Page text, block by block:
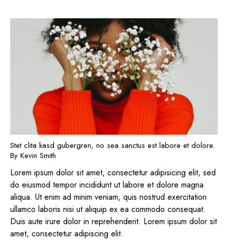
Stet clita kasd gubergren, no sea sanctus est labore et dolore.
By Kevin Smith
Lorem ipsum dolor sit amet, consectetur adipisicing elit, sed
do eiusmod tempor incididunt ut labore et dolore magna
aliqua. Ut enim ad minim veniam, quis nostrud exercitation
ullamco laboris nisi ut aliquip ex ea commodo consequat.
Duis aute irure dolor in reprehenderit. Lorem ipsum dolor sit
amet, consectetur adipiscing elit.